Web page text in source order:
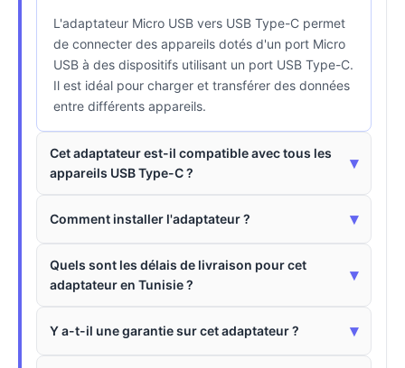
L'adaptateur Micro USB vers USB Type-C permet
de connecter des appareils dotés d'un port Micro
USB à des dispositifs utilisant un port USB Type-C.
Il est idéal pour charger et transférer des données
entre différents appareils.
Cet adaptateur est-il compatible avec tous les
appareils USB Type-C ?
▾
Comment installer l'adaptateur ? ▾
Quels sont les délais de livraison pour cet
adaptateur en Tunisie ?
▾
Y a-t-il une garantie sur cet adaptateur ? ▾